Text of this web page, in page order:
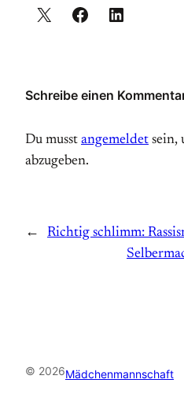
Schreibe einen
Du musst angemeldet sein,
abzugeben.
←
Richtig schlimm:
© 2026Mädchenmannschaft